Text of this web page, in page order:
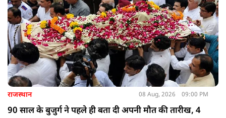
राजस्थान 08 Aug, 2026 09:00 PM
90 साल के बुजुर्ग ने पहले ही बता दी अपनी मौत की तारीख, 4